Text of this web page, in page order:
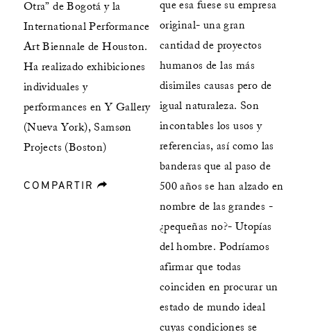
Otra” de Bogotá y la
International Performance
Art Biennale de Houston.
Ha realizado exhibiciones
individuales y
performances en Y Gallery
(Nueva York), Samsøn
Projects (Boston)
COMPARTIR forward
que esa fuese su empresa
original- una gran
cantidad de proyectos
humanos de las más
disimiles causas pero de
igual naturaleza. Son
incontables los usos y
referencias, así como las
banderas que al paso de
500 años se han alzado en
nombre de las grandes -
¿pequeñas no?- Utopías
del hombre. Podríamos
afirmar que todas
coinciden en procurar un
estado de mundo ideal
cuyas condiciones se